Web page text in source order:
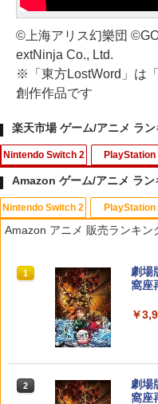
©上海アリス幻樂団
extNinja Co., Ltd.
※「東方LostWord」は
創作作品です
楽天市場 ゲーム/アニメ ラン
Nintendo Switch 2
1
【特
ンス
船
￥
￥
PlayStation
1
PRO
ル
ー
ロコ
2
送料
ルド
1
アニ
劇場
￥
Amazon ゲーム/アニメ ラン
Nintendo Switch 2
1
スプ
コー
￥
2 スプ
PlayStation
1
日本
2
プロ
1
【純
ラー
￥
ラー
Amazon アニメ 販売ランキン
1
劇場
窩座
￥
2
劇場
窩座